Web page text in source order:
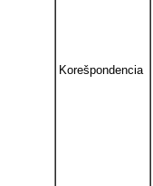
Korešpondencia